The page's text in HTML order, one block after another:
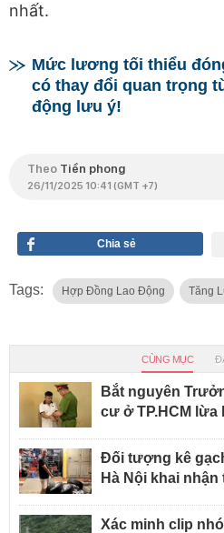
nhất.
Mức lương tối thiểu
có thay đổi quan trọng
động lưu ý!
Theo Tiền phong
26/11/2025 10:41 (GMT +7)
Chia sẻ
Tags: Hợp Đồng Lao Động Tăng
CÙNG MỤC
Bắt nguyên
cư ở TP.HCM
Đối tượng kê
Hà Nội khai
Xác minh clip